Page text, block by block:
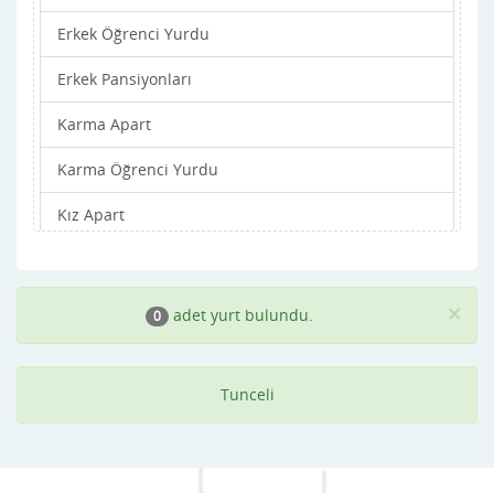
Erkek Öğrenci Yurdu
Erkek Pansiyonları
Karma Apart
Karma Öğrenci Yurdu
Kız Apart
Kız Pansiyonları ×
0 adet yurt bulundu.
Tunceli